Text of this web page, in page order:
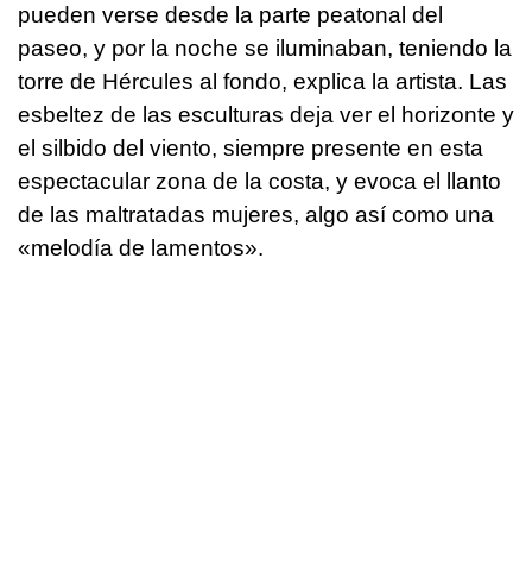
pueden verse desde la parte peatonal del
paseo, y por la noche se iluminaban, teniendo la
torre de Hércules al fondo, explica la artista. Las
esbeltez de las esculturas deja ver el horizonte y
el silbido del viento, siempre presente en esta
espectacular zona de la costa, y evoca el llanto
de las maltratadas mujeres, algo así como una
«melodía de lamentos».